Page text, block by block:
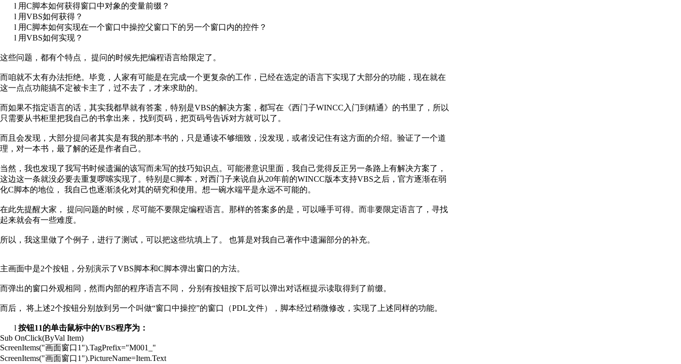
l 用C脚本如何获得窗口中对象的变量前缀？
l 用VBS如何获得？
l 用C脚本如何实现在一个窗口中操控父窗口下的另一个窗口内的控件？
l 用VBS如何实现？
这些问题，都有个特点， 提问的时候先把编程语言给限定了。
而咱就不太有办法拒绝。毕竟，人家有可能是在完成一个更复杂的工作，已经在选定的语言下实现了大部分的功能，现在就在
这一点点功能搞不定被卡主了，过不去了，才来求助的。
而如果不指定语言的话，其实我都早就有答案，特别是VBS的解决方案，都写在《西门子WINCC 入门到精通》的书里了，所以
只需要从书柜里把我自己的书拿出来，
找到页码，把页码号告诉对方就可以了。
而且会发现，大部分提问者其实是有我的那本书的，只是通读不够细致，没发现，或者没记住有这方面的介绍。验证了一个道
理，对一本书，最了解的还是作者自己。
当然，我也发现了我写书时候遗漏的该写而未写的技巧知识点。可能潜意识里面，我自己觉得反正另一条路上有解决方案了，
这边这一条就没必要去重复啰嗦实现了。特别是C脚本，对西门子来说自从20年前的WINCC版本支持VBS之后，官方逐渐在弱
化C脚本的地位， 我自己也逐渐淡化对其的研究和使用。想一碗水端平是永远不可能的。
在此先提醒大家，
提问问题的时候，尽可能不要限定编程语言。那样的答案多的是，可以唾手可得。而非要限定语言了，寻找
起来就会有一些难度。
所以，我这里做了个例子，进行了测试，可以把这些坑填上了。 也算是对我自己著作中遗漏部分的补充。
主画面中是2个按钮，分别演示了VBS脚本和C脚本弹出窗口的方法。
而弹出的窗口外观相同，然而内部的程序语言不同， 分别有按钮按下后可以弹出对话框提示读取得到了前缀。
而后， 将上述2个按钮分别放到另一个叫做“窗口中操控”的窗口（PDL文件），脚本经过稍微修改，实现了上述同样的功能。
l 按钮11的单击鼠标中的VBS程序为：
Sub OnClick(ByVal Item)
ScreenItems("画面窗口1").TagPrefix="M001_"
ScreenItems("画面窗口1").PictureName=Item.Text